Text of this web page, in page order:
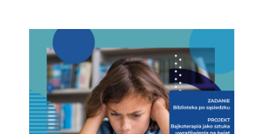
wrz
25
2023
Nasze
emocje:
ZŁOŚĆ